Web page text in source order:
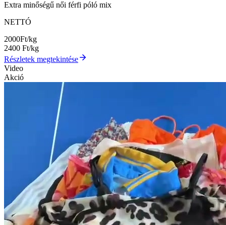
Extra minőségű női férfi póló mix
NETTÓ
2000Ft/kg
2400 Ft/kg
Részletek megtekintése
Video
Akció